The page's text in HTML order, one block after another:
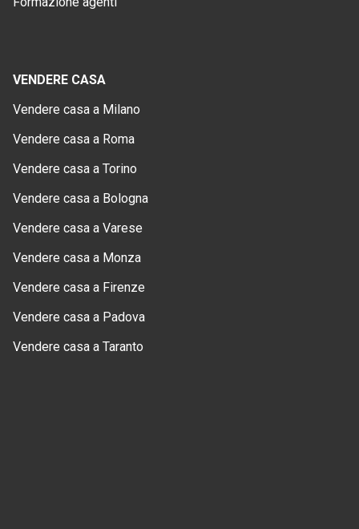
VENDERE CASA
Vendere casa a Milano
Vendere casa a Roma
Vendere casa a Torino
Vendere casa a Bologna
Vendere casa a Varese
Vendere casa a Monza
Vendere casa a Firenze
Vendere casa a Padova
Vendere casa a Taranto